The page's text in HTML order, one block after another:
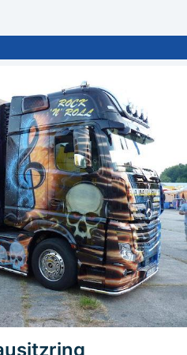
für den Erhalt historischer
Görlitz nach der Wende
besondere Bedeutung.
Diehl, ebenfalls ehemaliger
sorgte er für das
aktive Gestaltung der
zwischen
11.12.1989 reiste Exner
benötigte
zu bringen. Vor Ort
Stadt schnell klar, dass an
Noch auf der Rückreise
mit